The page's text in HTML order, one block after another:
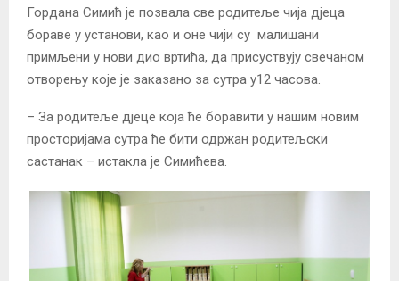
Гордана Симић је позвала све родитеље чија дјеца
бораве у установи, као и оне чији су малишани
примљени у нови дио вртића, да присуствују свечаном
отворењу које је заказано за сутра у12 часова.
– За родитеље дјеце која ће боравити у нашим новим
просторијама сутра ће бити одржан родитељски
састанак – истакла је Симићева.